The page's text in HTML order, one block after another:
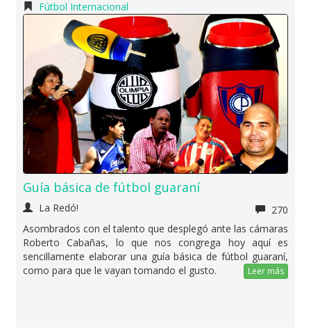
Fútbol Internacional
Guía básica de fútbol guaraní
La Redó!
270
Asombrados con el talento que desplegó ante las cámaras
Roberto Cabañas, lo que nos congrega hoy aquí es
sencillamente elaborar una guía básica de fútbol guaraní,
como para que le vayan tomando el gusto.
Leer más